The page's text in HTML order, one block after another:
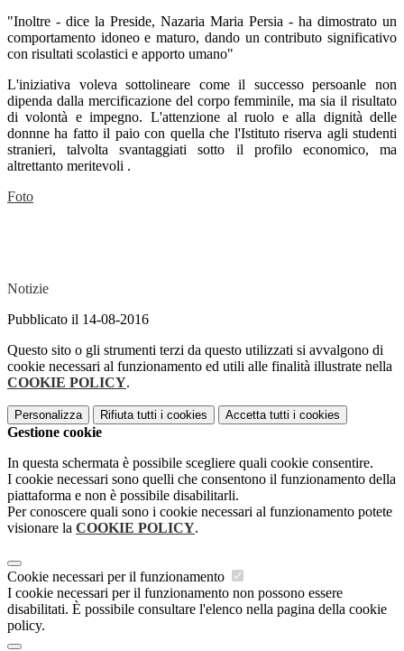
"Inoltre - dice la Preside, Nazaria Maria Persia - ha dimostrato un
comportamento idoneo e maturo, dando un contributo significativo
con risultati scolastici e apporto umano"
L'iniziativa voleva sottolineare come il successo persoanle non
dipenda dalla mercificazione del corpo femminile, ma sia il risultato
di volontà e impegno. L'attenzione al ruolo e alla dignità delle
donnne ha fatto il paio con quella che l'Istituto riserva agli studenti
stranieri, talvolta svantaggiati sotto il profilo economico, ma
altrettanto meritevoli .
Foto
Notizie
Pubblicato il 14-08-2016
Questo sito o gli strumenti terzi da questo utilizzati si avvalgono di
cookie necessari al funzionamento ed utili alle finalità illustrate nella
COOKIE POLICY.
Personalizza Rifiuta tutti i cookies Accetta tutti i cookies
Gestione cookie
In questa schermata è possibile scegliere quali cookie consentire.
I cookie necessari sono quelli che consentono il funzionamento della
piattaforma e non è possibile disabilitarli.
Per conoscere quali sono i cookie necessari al funzionamento potete
visionare la COOKIE POLICY.
Cookie necessari per il funzionamento
I cookie necessari per il funzionamento non possono essere
disabilitati. È possibile consultare l'elenco nella pagina della cookie
policy.